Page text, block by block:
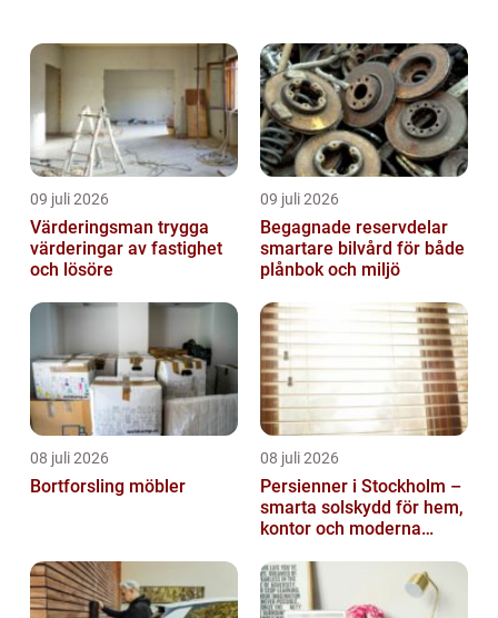
intelligens. Vi kommer också att ta en titt på
de po...
09 juli 2026
Värderingsman trygga
värderingar av fastighet
och lösöre
09 juli 2026
Begagnade reservdelar
smartare bilvård för både
plånbok och miljö
08 juli 2026
Bortforsling möbler
08 juli 2026
Persienner i Stockholm –
smarta solskydd för hem,
kontor och moderna